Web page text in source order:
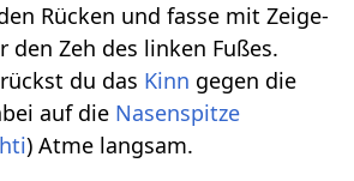
Rücken und fasse mit Zeige-
Zeh des linken Fußes.
du das Kinn gegen die
auf die Nasenspitze
) Atme langsam.